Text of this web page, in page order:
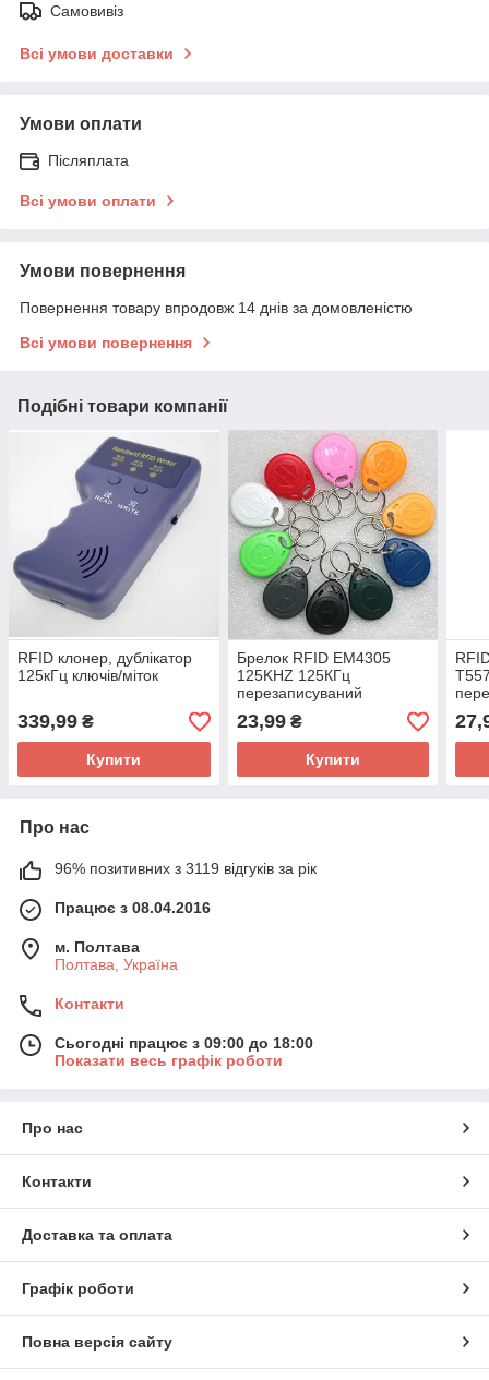
Самовивіз
Всі умови доставки
Умови оплати
Післяплата
Всі умови оплати
Умови повернення
Повернення товару впродовж 14 днів за домовленістю
Всі умови повернення
Подібні товари компанії
RFID клонер, дублікатор
125кГц ключів/міток
339,99 ₴
Купити
Брелок RFID EM4305
125KHZ 125КГц
перезаписуваний
23,99₴
Купити
Про нас
96% позитивних з 3119 відгуків за рік
Працює з 08.04.2016
м. Полтава
Полтава, Україна
Контакти
Сьогодні працює з 09:00 до 18:00
Показати весь графік роботи
Про нас
Контакти
Доставка та оплата
Графік роботи
Повна версія сайту